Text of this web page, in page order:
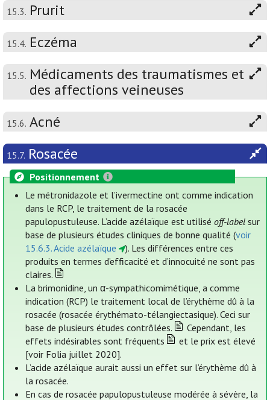
15.3. Prurit
15.4. Eczéma
15.5. Médicaments des traumatismes et
des affections veineuses
15.6. Acné
15.7. Rosacée
Positionnement
Le métronidazole et l’ivermectine ont comme indication
dans le RCP, le traitement de la rosacée
papulopustuleuse. L’acide azélaïque est utiliséoff-label sur
base de plusieurs études cliniques de bonne qualité (voir
15.6.3. Acide azélaïque
). Les différences entre ces
produits en termes d’efficacité et d’innocuité ne sont pas
claires.
La brimonidine, un α-sympathicomimétique, a comme
indication (RCP) le traitement local de l’érythème dû à la
rosacée (rosacée érythémato-télangiectasique). Ceci sur
base de plusieurs études contrôlées.
Cependant, les
effets indésirables sont fréquents
et le prix est élevé
[voir Folia juillet 2020].
L’acide azélaïque aurait aussi un effet sur l’érythème dû à
la rosacée.
En cas de rosacée papulopustuleuse modérée à sévère, la